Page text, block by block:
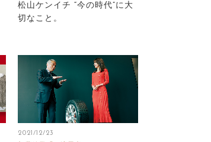
松山ケンイチ “今の時代”に大
切なこと。
2021/12/23